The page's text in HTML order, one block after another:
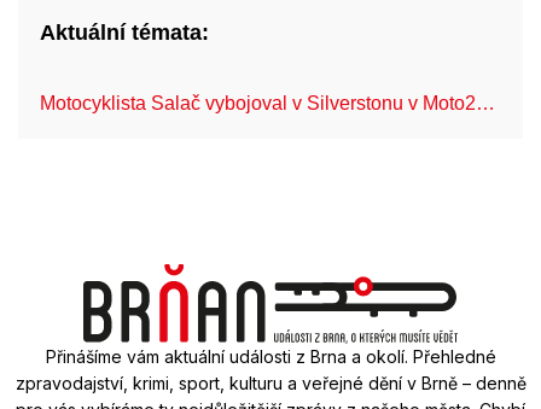
Aktuální témata:
Motocyklista Salač vybojoval v Silverstonu v Moto2…
Přinášíme vám aktuální události z Brna a okolí. Přehledné
zpravodajství, krimi, sport, kulturu a veřejné dění v Brně – denně